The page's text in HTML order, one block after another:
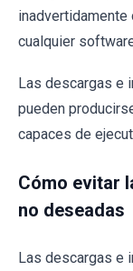
cualquier
Las descargas e
pueden
capaces de
Cómo evitar
no deseadas
Las descargas e